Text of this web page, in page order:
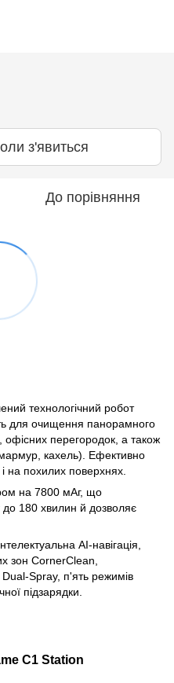
з'явиться
До порівняння
технологічний робот
для очищення панорамного
офісних перегородок, а також
кахель). Ефективно
на похилих поверхнях.
на 7800 мАг, що
до 180 хвилин й дозволяє
AI-навігація,
зон CornerClean,
Spray, п'ять режимів
підзарядки.
C1 Station